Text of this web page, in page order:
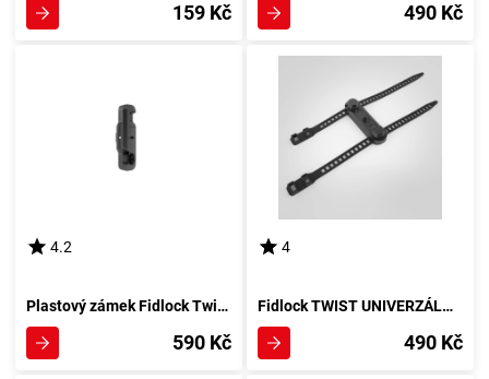
159 Kč 490 Kč
4.2
Plastový zámek Fidlock Twist s magnety (na lahev)
590 Kč
4
Fidlock TWIST UNIVERZÁLNÍ ZÁKLADNA
490 Kč